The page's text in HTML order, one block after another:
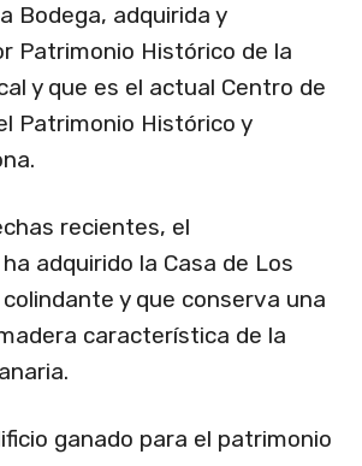
Bodega, adquirida y
Patrimonio Histórico de la
y que es el actual Centro de
Patrimonio Histórico y
recientes, el
adquirido la Casa de Los
y que conserva una
característica de la
ganado para el patrimonio